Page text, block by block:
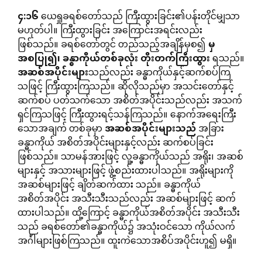
၄:၁၆ယေရှုခရစ်တော်သည် ကြီးထွားခြင်း၏ပန်းတိုင်မျှသာ
မဟုတ်ပါ။ ကြီးထွားခြင်း အကြောင်းအရင်းလည်း
ဖြစ်သည်။ ခရစ်တော်တွင် တည်သည့်အချိန်မှစ၍မှ
အစပြု၍၊ခန္ဓာကိုယ်တစ်ခုလုံးတိုးတက်ကြီးထွားရသည်။
အဆစ်အပိုင်းများသည်လည်း ခန္ဓာကိုယ်နှင့်ဆက်စပ်ကြ
သဖြင့် ကြီးထွားကြသည်။ ဆိုလိုသည်မှာ အသင်းတော်နှင့်
ဆက်စပ် ပတ်သက်သော အစိတ်အပိုင်းသည်လည်း အသက်
ရှင်ကြသဖြင့် ကြီးထွားရင့်သန်ကြသည်။ နောက်အရေးကြီး
သောအချက် တစ်ခုမှာအဆစ်အပိုင်းများသည်အခြား
ခန္ဓာကိုယ် အစိတ်အပိုင်းများနှင့်လည်း ဆက်စပ်ခြင်း
ဖြစ်သည်။ သာမန်အားဖြင့် လူ့ခန္ဓာကိုယ်သည် အရိုး၊ အဆစ်
များနှင့် အသားများဖြင့် ဖွဲ့စည်းထားပါသည်။ အရိုးများကို
အဆစ်များဖြင့် ချိတ်ဆက်ထား သည်။ ခန္ဓာကိုယ်
အစိတ်အပိုင်း အသီးသီးသည်လည်း အဆစ်များဖြင့် ဆက်
ထားပါသည်။ ထို့ကြောင့် ခန္ဓာကိုယ်အစိတ်အပိုင်း အသီးသီး
သည် ခရစ်တော်၏ခန္ဓာကိုယ်၌ အသုံးဝင်သော ကိုယ်လက်
အင်္ဂါများဖြစ်ကြသည်။ ထူးကဲသောအစိပ်အပိုင်းဟူ၍ မရှိ။